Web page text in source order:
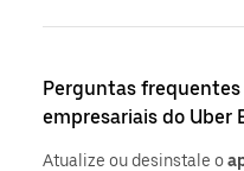
Perguntas frequentes
empresariais do Uber
Atualize ou desinstale o